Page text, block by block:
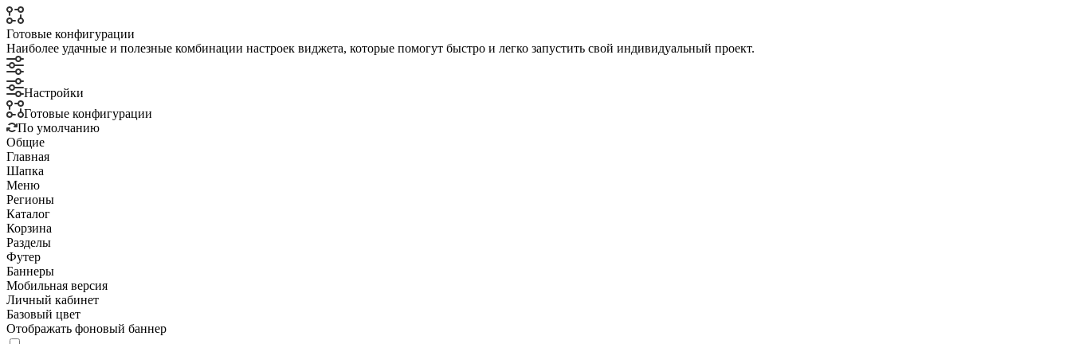
Готовые конфигурации
Наиболее удачные и полезные комбинации настроек виджета, которые помогут быстро и легко запустить свой индивидуальный проект.
Настройки
Готовые конфигурации
По умолчанию
Общие
Главная
Шапка
Меню
Регионы
Каталог
Корзина
Разделы
Футер
Баннеры
Мобильная версия
Личный кабинет
Базовый цвет
Отображать фоновый баннер